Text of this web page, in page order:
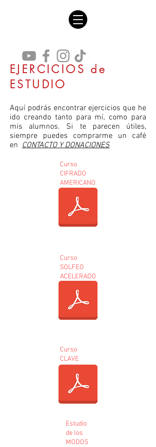
EJERCICIOS de
ESTUDIO
Aquí podrás encontrar ejercicios que he
ido creando tanto para mí, como para
mis alumnos. Si te parecen útiles,
siempre puedes comprarme un café
en CONTACTO Y DONACIONES
Curso
CIFRADO
AMERICANO
Curso
SOLFEO
ACELERADO
Curso
CLAVE
Estudio
de los
MODOS